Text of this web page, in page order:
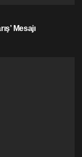
Mesajı